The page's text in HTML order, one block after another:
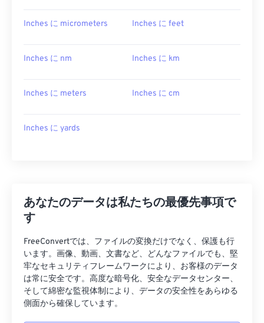
Inches に micrometers Inches に feet
Inches に nm Inches に km
Inches に meters Inches に cm
Inches に yards
あなたのデータは私たちの最優先事項で
す
FreeConvertでは、ファイルの変換だけでなく、保護も行
います。画像、動画、文書など、どんなファイルでも、堅
牢なセキュリティフレームワークにより、お客様のデータ
は常に安全です。高度な暗号化、安全なデータセンター、
そして綿密な監視体制により、データの安全性をあらゆる
側面から確保しています。